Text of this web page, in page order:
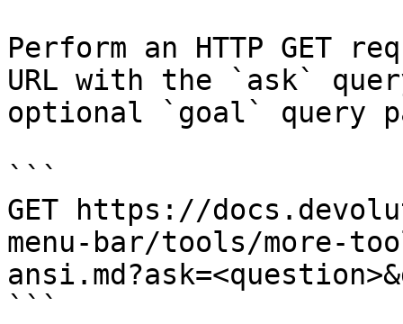
Perform an HTTP GET
URL with the `ask`
optional `goal` query
```
GET https://
menu-bar/tools/more-
```